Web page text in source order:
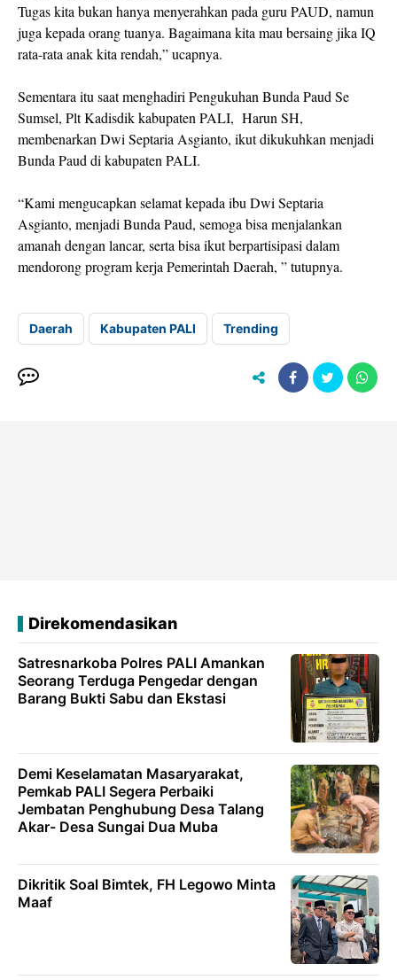
Tugas kita bukan hanya menyerahkan pada guru PAUD, namun
juga kepada orang tuanya. Bagaimana kita mau bersaing jika IQ
rata-rata anak kita rendah,” ucapnya.
Sementara itu saat menghadiri Pengukuhan Bunda Paud Se
Sumsel, Plt Kadisdik kabupaten PALI, Harun SH,
membenarkan Dwi Septaria Asgianto, ikut dikukuhkan menjadi
Bunda Paud di kabupaten PALI.
“Kami mengucapkan selamat kepada ibu Dwi Septaria
Asgianto, menjadi Bunda Paud, semoga bisa menjalankan
amanah dengan lancar, serta bisa ikut berpartisipasi dalam
mendorong program kerja Pemerintah Daerah, ” tutupnya.
Daerah Kabupaten PALI Trending
Direkomendasikan
Satresnarkoba Polres PALI Amankan
Seorang Terduga Pengedar dengan
Barang Bukti Sabu dan Ekstasi
Demi Keselamatan Masaryarakat,
Pemkab PALI Segera Perbaiki
Jembatan Penghubung Desa Talang
Akar- Desa Sungai Dua Muba
Dikritik Soal Bimtek, FH Legowo Minta
Maaf